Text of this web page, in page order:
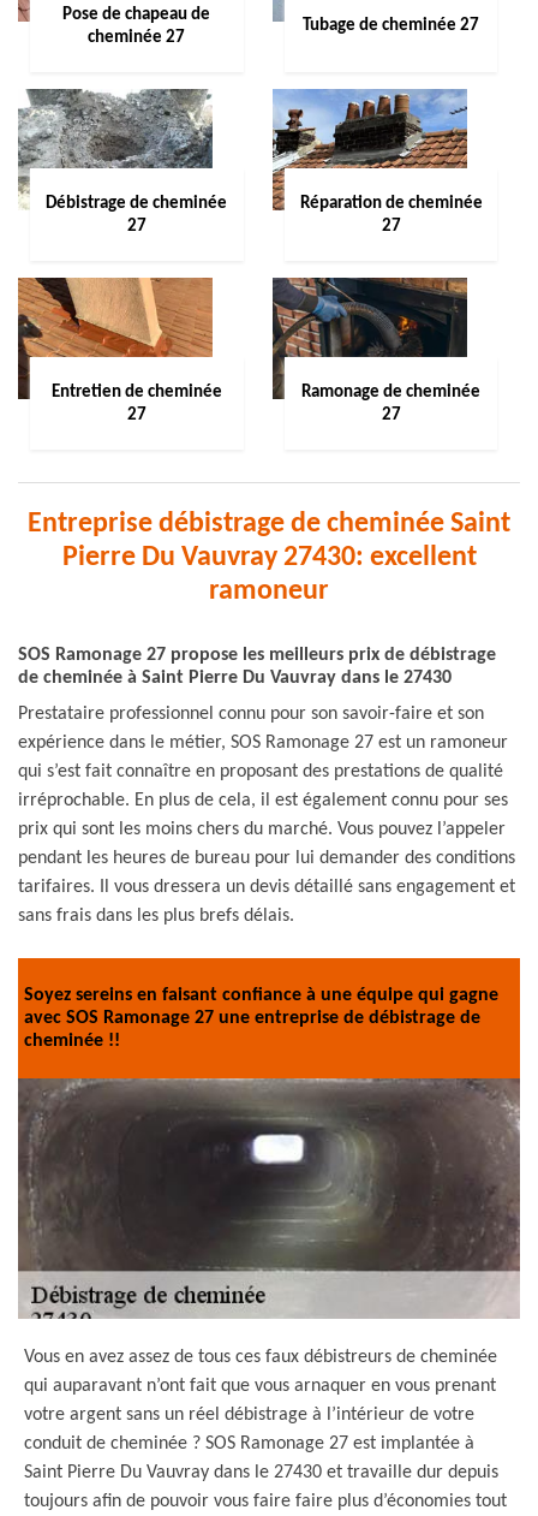
Pose de chapeau de
cheminée 27
Tubage de cheminée 27
Débistrage de cheminée
27
Réparation de cheminée
27
Entretien de cheminée
27
Ramonage de cheminée
27
Entreprise débistrage de cheminée Saint
Pierre Du Vauvray 27430: excellent
ramoneur
SOS Ramonage 27 propose les meilleurs prix de débistrage
de cheminée à Saint Pierre Du Vauvray dans le 27430
Prestataire professionnel connu pour son savoir-faire et son
expérience dans le métier, SOS Ramonage 27 est un ramoneur
qui s’est fait connaître en proposant des prestations de qualité
irréprochable. En plus de cela, il est également connu pour ses
prix qui sont les moins chers du marché. Vous pouvez l’appeler
pendant les heures de bureau pour lui demander des conditions
tarifaires. Il vous dressera un devis détaillé sans engagement et
sans frais dans les plus brefs délais.
Soyez sereins en faisant confiance à une équipe qui gagne
avec SOS Ramonage 27 une entreprise de débistrage de
cheminée !!
Vous en avez assez de tous ces faux débistreurs de cheminée
qui auparavant n’ont fait que vous arnaquer en vous prenant
votre argent sans un réel débistrage à l’intérieur de votre
conduit de cheminée ? SOS Ramonage 27 est implantée à
Saint Pierre Du Vauvray dans le 27430 et travaille dur depuis
toujours afin de pouvoir vous faire faire plus d’économies tout